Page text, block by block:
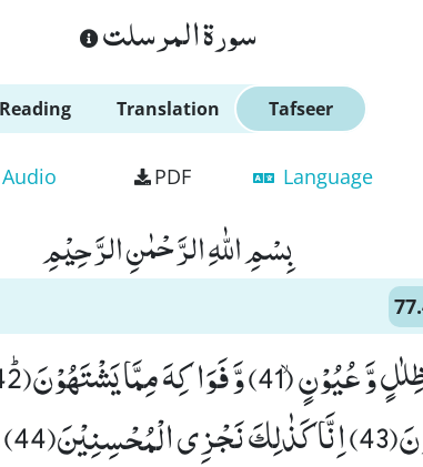
سورة المرسلت
Reading Translation Tafseer
Audio PDF Language
بِسْمِ اللّٰهِ الرَّحْمٰنِ الرَّحِیْمِ